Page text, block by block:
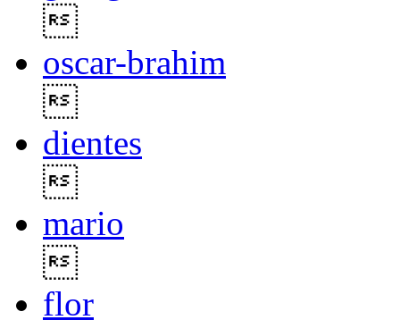
oscar-brahim
dientes
mario
flor